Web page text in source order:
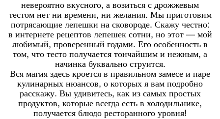
невероятно вкусного, а возиться с дрожжевым
тестом нет ни времени, ни желания. Мы приготовим
потрясающие лепешки на сковороде. Скажу честно:
в интернете рецептов лепешек сотни, но этот — мой
любимый, проверенный годами. Его особенность в
том, что тесто получается тончайшим и нежным, а
начинка буквально струится.
Вся магия здесь кроется в правильном замесе и паре
кулинарных нюансов, о которых я вам подробно
расскажу. Вы удивитесь, как из самых простых
продуктов, которые всегда есть в холодильнике,
получается блюдо ресторанного уровня!